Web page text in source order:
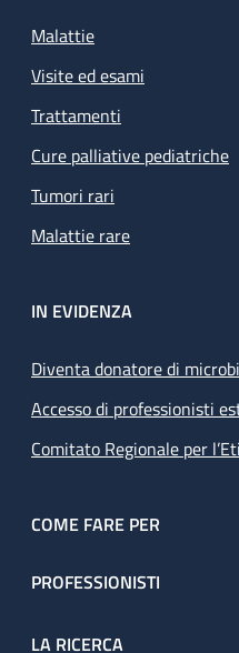
Malattie
Visite ed esami
Trattamenti
Cure palliative pediatriche
Tumori rari
Malattie rare
IN EVIDENZA
Diventa donatore di
Accesso di professionisti
Comitato Regionale per
COME FARE PER
PROFESSIONISTI
LA RICERCA